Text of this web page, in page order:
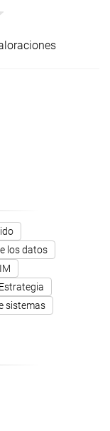
los datos
Estrategia
sistemas